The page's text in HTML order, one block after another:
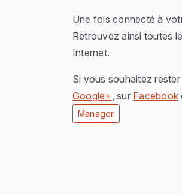
Une fois connecté à
Retrouvez ainsi toutes
Internet.
Si vous souhaitez
Google+ , sur Facebook
Manager